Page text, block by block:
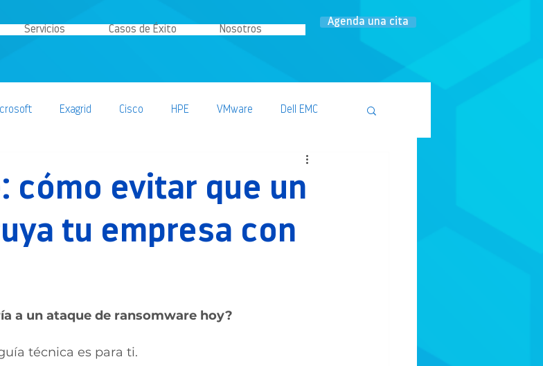
Servicios Casos de Éxito Nosotros
Agenda una cita
Exagrid Cisco HPE VMware Dell EMC
cómo evitar que un
tu empresa con
a un ataque de ransomware hoy?
técnica es para ti.